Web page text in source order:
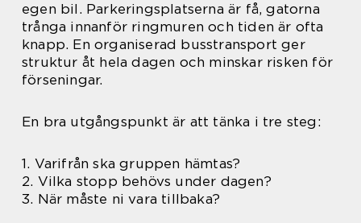
egen bil. Parkeringsplatserna är få, gatorna
trånga innanför ringmuren och tiden är ofta
knapp. En organiserad busstransport ger
struktur åt hela dagen och minskar risken för
förseningar.
En bra utgångspunkt är att tänka i tre steg:
1. Varifrån ska gruppen hämtas?
2. Vilka stopp behövs under dagen?
3. När måste ni vara tillbaka?